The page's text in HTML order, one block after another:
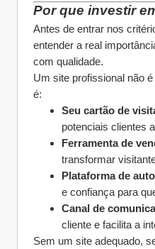
Por que investir
Antes de entrar nos
entender a real
com qualidade.
Um site profissional não
é:
Seu cartão de
potenciais clientes
Ferramenta de
transformar
Plataforma de
e confiança para
Canal de
cliente e facilita a
Sem um site adequado,